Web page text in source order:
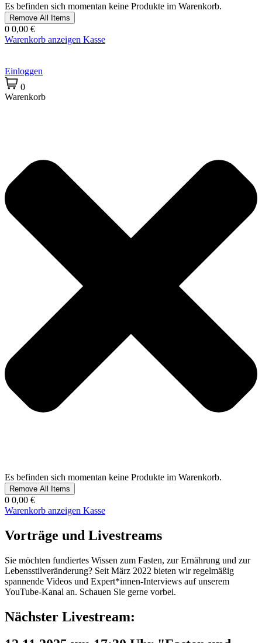
Es befinden sich momentan keine Produkte im Warenkorb.
Remove All Items
0 0,00 €
Warenkorb anzeigen Kasse
Einloggen
0
Warenkorb
Es befinden sich momentan keine Produkte im Warenkorb.
Remove All Items
0 0,00 €
Warenkorb anzeigen Kasse
Vorträge und Livestreams
Sie möchten fundiertes Wissen zum Fasten, zur Ernährung und zur
Lebensstilveränderung? Seit März 2022 bieten wir regelmäßig
spannende Videos und Expert*innen-Interviews auf unserem
YouTube-Kanal an. Schauen Sie gerne vorbei.
Nächster Livestream: